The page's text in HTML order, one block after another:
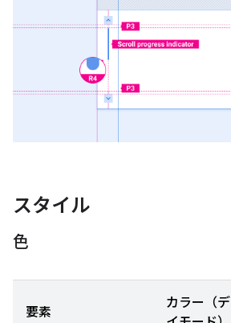
スタイル
色
要素
カラー（デ